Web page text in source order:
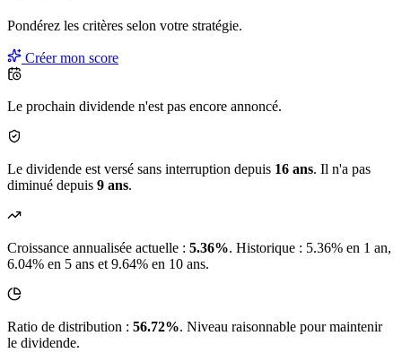
Pondérez les critères selon votre stratégie.
Créer mon score
Le prochain dividende n'est pas encore annoncé.
Le dividende est versé sans interruption depuis 16 ans. Il n'a pas
diminué depuis 9 ans.
Croissance annualisée actuelle : 5.36%. Historique : 5.36% en 1 an,
6.04% en 5 ans et 9.64% en 10 ans.
Ratio de distribution : 56.72%. Niveau raisonnable pour maintenir
le dividende.